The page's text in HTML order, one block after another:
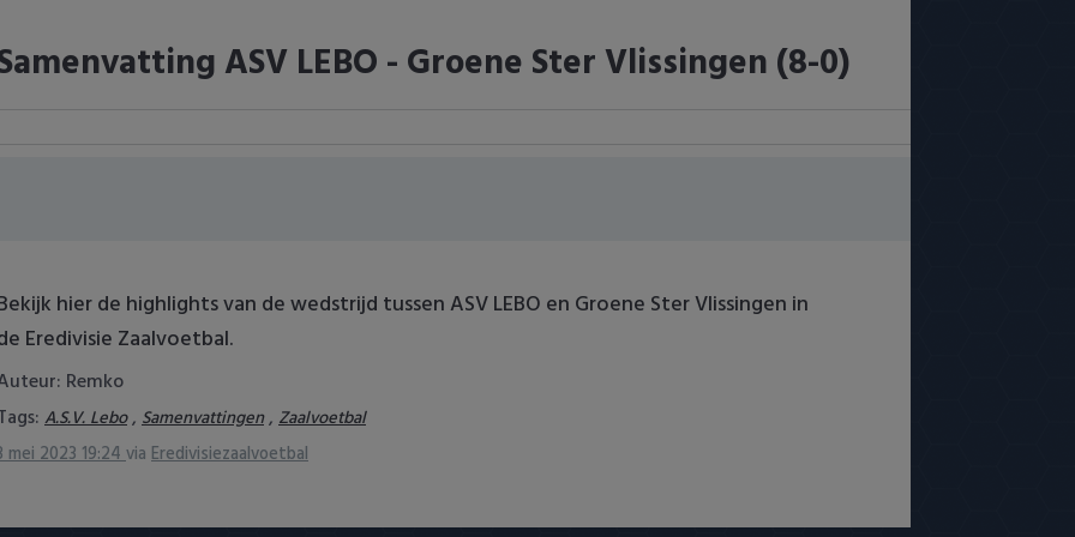
ASV LEBO - Groene Ster Vlissingen (8-0)
hier de highlights van de wedstrijd tussen ASV LEBO en Groene Ster Vlissingen in
Eredivisie Zaalvoetbal.
Remko
A.S.V. Lebo, Samenvattingen, Zaalvoetbal
mei 2023 19:24via Eredivisiezaalvoetbal